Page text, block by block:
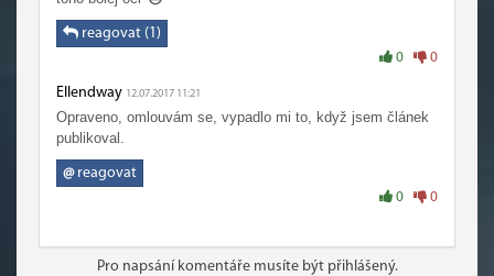
reagovat (1)
0 0
Ellendway 12.07.2017 11:21
Opraveno, omlouvám se, vypadlo mi to, když jsem článek
publikoval.
@reagovat
0 0
Pro napsání komentáře musíte být přihlášený.